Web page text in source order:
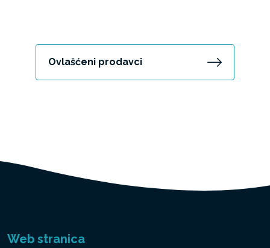
Ovlašćeni prodavci
Web stranica